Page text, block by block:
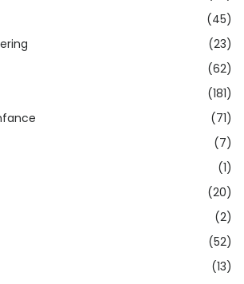
(45)
(23)
(62)
(181)
(71)
(7)
(1)
(20)
(2)
(52)
(13)